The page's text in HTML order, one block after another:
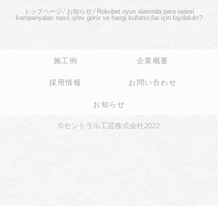
トップページ ⁄ お知らせ⁄ Rokubet oyun alanında para iadesi
kampanyaları nasıl işlev görür ve hangi kullanıcılar için faydalıdır?
施工例 企業概要
採用情報 お問い合わせ
お知らせ
©セントラル工芸株式会社2022